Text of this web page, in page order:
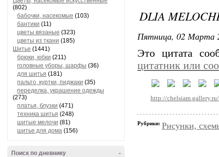
(802)
бабочки, насекомые (103)
бантики (11)
цветы вязаные (323)
цветы из ткани (185)
Шитье (1441)
брюки, юбки (211)
головные уборы, шарфы (36)
для шитья (181)
пальто, куртки, пиджаки (35)
переделка, украшение одежды
(273)
платья, блузки (471)
техника шитья (248)
шитые мелочи (81)
шитье для дома (156)
-
Поиск по дневнику
DLIA
Пятница, 02 Марта
Это цитата
цитатник или
http://
Рубрики: Рисунки,